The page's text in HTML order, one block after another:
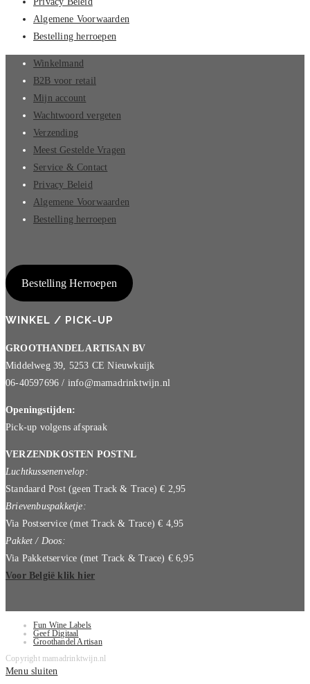
Algemene Voorwaarden
Bestelling herroepen
Winkelmand
B2B voor retail
Mijn account
Wachtwoord vergeten
Verzending
Meest Gestelde Vragen
Service & Contact
Privacy Beleid
Algemene Voorwaarden
Bestelling herroepen
Bestelling Herroepen
WINKEL / PICK-UP
GROOTHANDEL ARTISAN BV
Middelweg 39, 5253 CE Nieuwkuijk
06-40597696 / info@mamadrinktwijn.nl
Openingstijden:
Pick-up volgens afspraak
VERZENDKOSTEN POSTNL
Luchtkussenenvelop:
Standaard Post (geen Track & Trace) € 2,95
Brievenbuspakketje:
Via Postservice (met Track & Trace) € 4,95
Pakket / Doos:
Via Pakketservice (met Track & Trace) € 6,95
Voor België klik hier
Fun Wine Labels
Geef Digitaal
Groothandel Artisan
Copyright mamadrinktwijn.nl
Menu sluiten